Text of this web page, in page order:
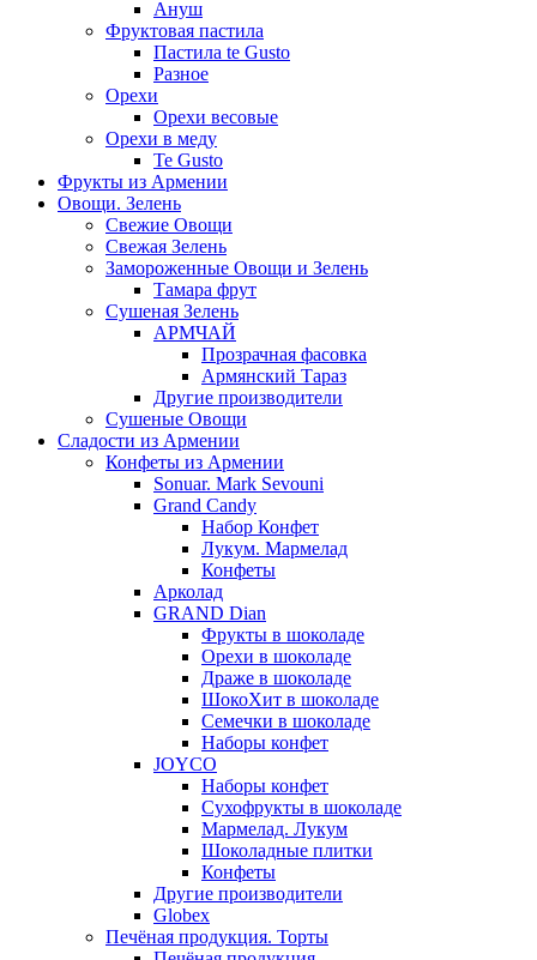
Ануш
Фруктовая пастила
Пастила te Gusto
Разное
Орехи
Орехи весовые
Орехи в меду
Te Gusto
Фрукты из Армении
Овощи. Зелень
Свежие Овощи
Свежая Зелень
Замороженные Овощи и Зелень
Тамара фрут
Сушеная Зелень
АРМЧАЙ
Прозрачная фасовка
Армянский Тараз
Другие производители
Сушеные Овощи
Сладости из Армении
Конфеты из Армении
Sonuar. Mark Sevouni
Grand Candy
Набор Конфет
Лукум. Мармелад
Конфеты
Арколад
GRAND Dian
Фрукты в шоколаде
Орехи в шоколаде
Драже в шоколаде
ШокоХит в шоколаде
Семечки в шоколаде
Наборы конфет
JOYCO
Наборы конфет
Сухофрукты в шоколаде
Мармелад. Лукум
Шоколадные плитки
Конфеты
Другие производители
Globex
Печёная продукция. Торты